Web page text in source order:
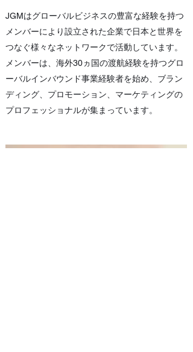
JGMはグローバルビジネスの豊富な経験を持つ
メンバーにより設立された企業で日本と世界を
つなぐ様々なネットワークで活動しています。
メンバーは、海外30ヵ国の渡航経験を持つグロ
ーバルインバウンド事業経験者を始め、ブラン
ディング、プロモーション、マーケティングの
プロフェッショナルが集まっています。